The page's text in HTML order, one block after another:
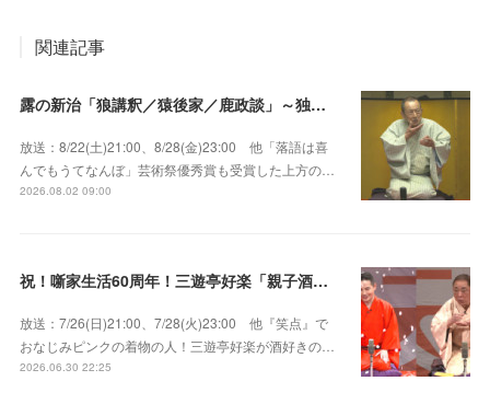
関連記事
露の新治「狼講釈／猿後家／鹿政談」～独演会は毎回満員御礼！上方の人気重鎮落語家！
放送：8/22(土)21:00、8/28(金)23:00 他「落語は喜
んでもうてなんぼ」芸術祭優秀賞も受賞した上方の…
2026.08.02 09:00
祝！噺家生活60周年！三遊亭好楽「親子酒」錦笑亭満堂「桜ん坊」～満堂フェス2026
放送：7/26(日)21:00、7/28(火)23:00 他『笑点』で
おなじみピンクの着物の人！三遊亭好楽が酒好きの…
2026.06.30 22:25